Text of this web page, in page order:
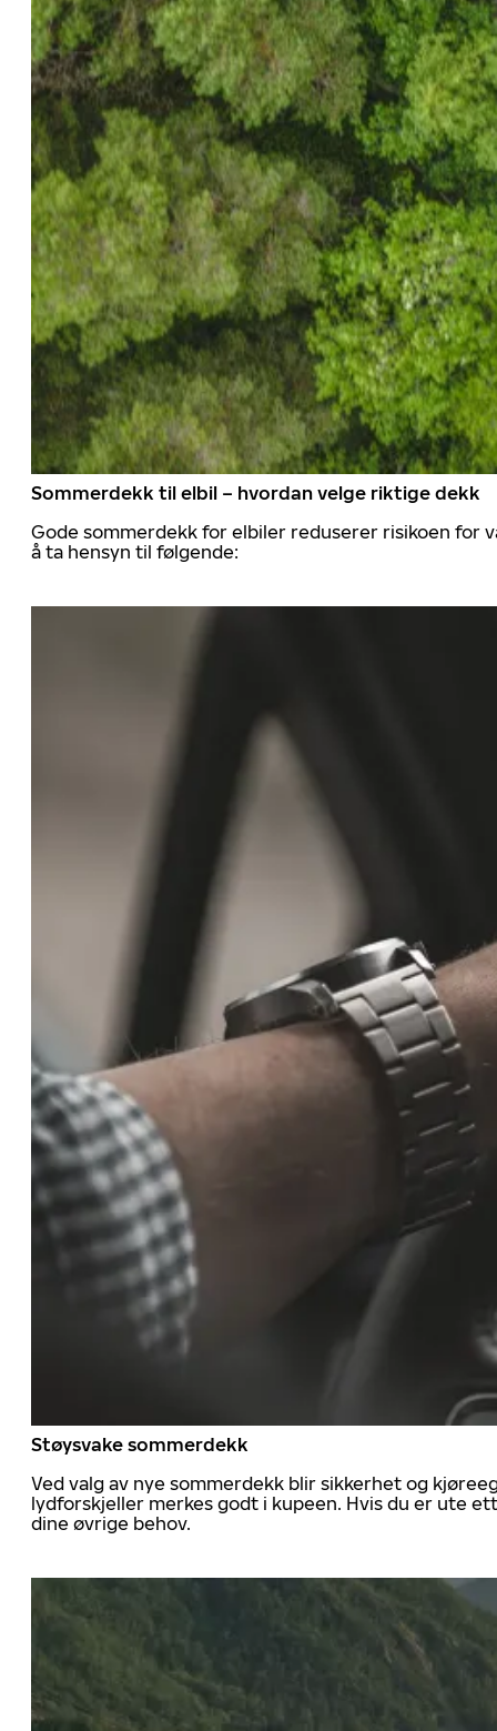
Sommerdekk til elbil – hvordan velge riktige dekk
Gode sommerdekk for elbiler reduserer risikoen for
å ta hensyn til følgende:
Støysvake sommerdekk
Ved valg av nye sommerdekk blir sikkerhet og
lydforskjeller merkes godt i kupeen. Hvis du er ute
dine øvrige behov.